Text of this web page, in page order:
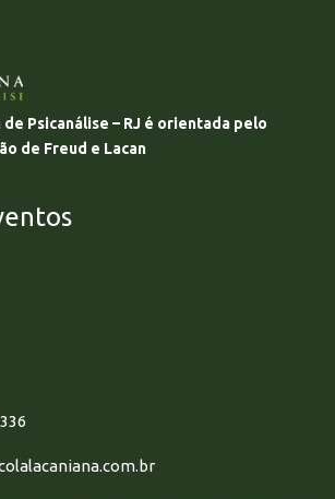
de Psicanálise – RJ é orientada pelo
de Freud e Lacan